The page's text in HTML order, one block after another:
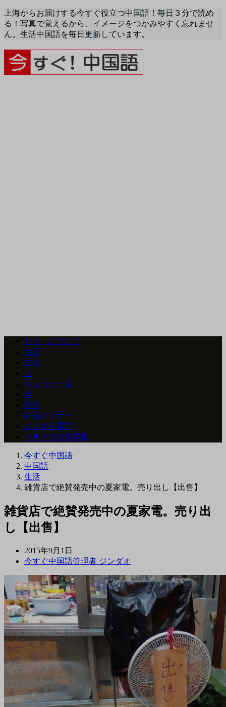
上海からお届けする今すぐ役立つ中国語！毎日３分で読め
る！写真で覚えるから、イメージをつかみやすく忘れませ
ん。生活中国語を毎日更新しています。
サイトについて
生活
文化
人
ちょっと一言
食
発音
礼儀＆マナー
よくある質問
メルマガ会員募集
今すぐ中国語
中国語
生活
雑貨店で絶賛発売中の夏家電。売り出し【出售】
雑貨店で絶賛発売中の夏家電。売り出
し【出售】
2015年9月1日
今すぐ中国語管理者 ジンダオ